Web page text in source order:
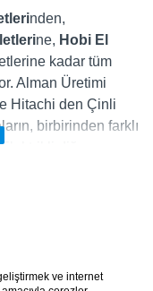
nden,
ne, Hobi El
kadar tüm
Alman Üretimi
Hitachi den Çinli
birbirinden farklı
diğer
olan elektrikli
tüm
nalburdavar.com
kolayca satın
firmalarının
el aletleri,
ve internet